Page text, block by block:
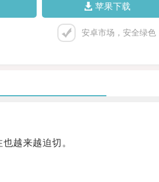
苹果下载
安卓市场，安全绿色
越来越迫切。